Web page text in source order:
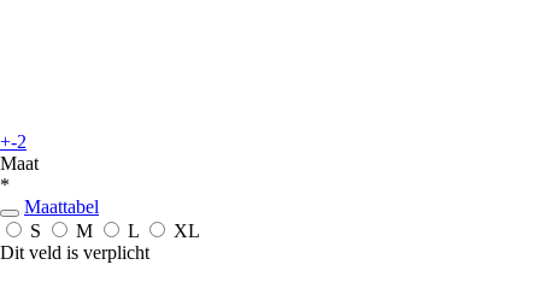
+-2
Maat
*
Maattabel
S
M L
XL
Dit veld is verplicht